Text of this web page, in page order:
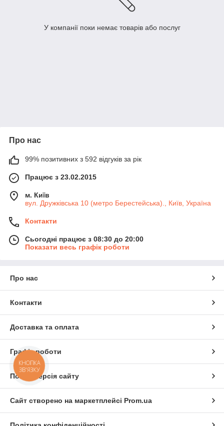
У компанії поки немає товарів або послуг
Про нас
99% позитивних з 592 відгуків за рік
Працює з 23.02.2015
м. Київ
вул. Дружківська 10 (метро Берестейська)., Київ, Україна
Контакти
Сьогодні працює з 08:30 до 20:00
Показати весь графік роботи
Про нас
Контакти
Доставка та оплата
Графік роботи
Повна версія сайту
Сайт створено на маркетплейсі Prom.ua
КНОПКА
ЗВ'ЯЗКУ